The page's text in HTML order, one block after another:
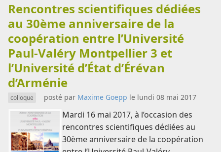
Rencontres scientifiques dédiées
au 30ème anniversaire de la
coopération entre l’Université
Paul-Valéry Montpellier 3 et
l’Université d’État d’Érévan
d’Arménie
colloque posté par Maxime Goepp le lundi 08 mai 2017
Mardi 16 mai 2017, à l’occasion des
rencontres scientifiques dédiées au
30ème anniversaire de la coopération